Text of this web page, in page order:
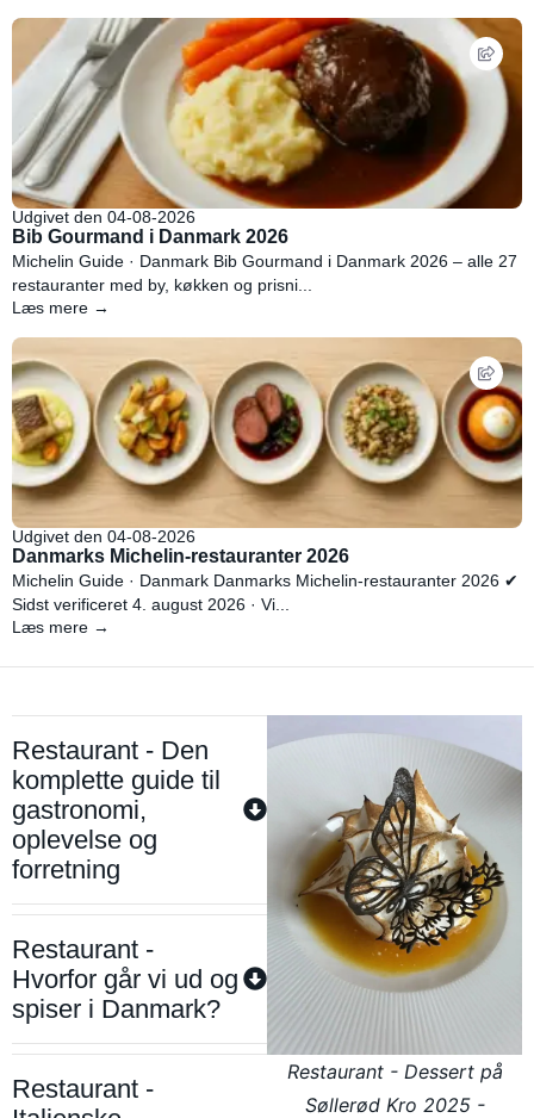
Udgivet den 04-08-2026
Bib Gourmand i Danmark 2026
Michelin Guide · Danmark Bib Gourmand i Danmark 2026 – alle 27
restauranter med by, køkken og prisni...
Læs mere →
Udgivet den 04-08-2026
Danmarks Michelin-restauranter 2026
Michelin Guide · Danmark Danmarks Michelin-restauranter 2026 ✔
Sidst verificeret 4. august 2026 · Vi...
Læs mere →
Restaurant - Den
komplette guide til
gastronomi,
oplevelse og
forretning
Restaurant -
Hvorfor går vi ud og
spiser i Danmark?
Restaurant -
Restaurant - Dessert på
Søllerød Kro 2025 -